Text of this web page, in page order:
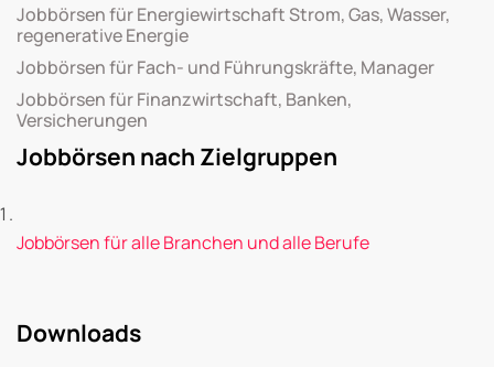
Jobbörsen für Energiewirtschaft Strom, Gas, Wasser,
regenerative Energie
Jobbörsen für Fach- und Führungskräfte, Manager
Jobbörsen für Finanzwirtschaft, Banken,
Versicherungen
Jobbörsen nach Zielgruppen
Jobbörsen für alle Branchen und alle Berufe
Downloads